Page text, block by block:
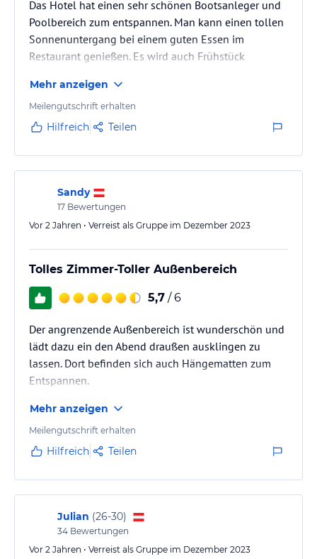
Das Hotel hat einen sehr schönen Bootsanleger und
Poolbereich zum entspannen. Man kann einen tollen
Sonnenuntergang bei einem guten Essen im
Restaurant genießen. Es wird auch Frühstück
Restaurants erreichbar.
Mehr anzeigen
Meilengutschrift erhalten
Hilfreich Teilen
Sandy
17 Bewertungen
Vor 2 Jahren • Verreist als Gruppe im Dezember 2023
Tolles Zimmer-Toller Außenbereich
5,7 / 6
Der angrenzende Außenbereich ist wunderschön und
lädt dazu ein den Abend draußen ausklingen zu
lassen. Dort befinden sich auch Hängematten zum
Entspannen.
Mehr anzeigen
Meilengutschrift erhalten
Hilfreich Teilen
Julian (26-30)
34 Bewertungen
Vor 2 Jahren • Verreist als Gruppe im Dezember 2023